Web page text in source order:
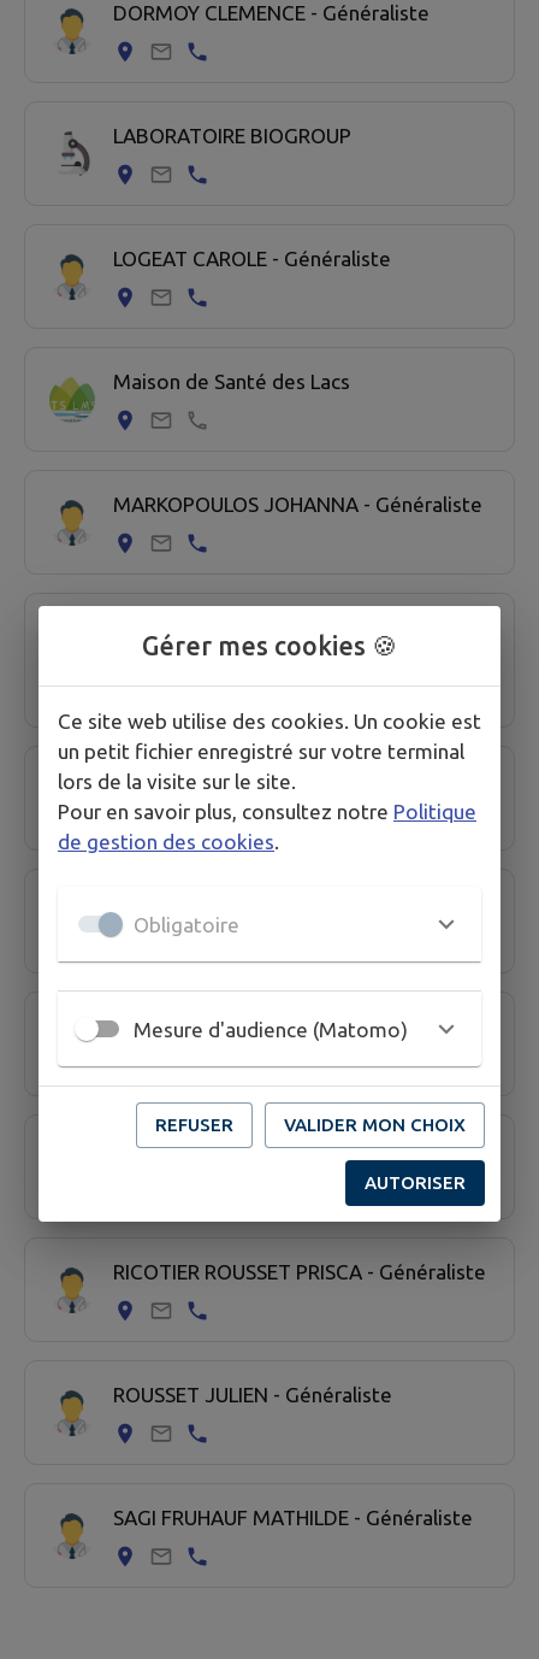
DORMOY CLEMENCE - Généraliste
LABORATOIRE BIOGROUP
LOGEAT CAROLE - Généraliste
Maison de Santé des Lacs
MARKOPOULOS JOHANNA - Généraliste
Généraliste
MUGNIER PATRICK - Généraliste
PHARMACIE DE LA MATHEYSINE
PHARMACIE DE L'OBIOU
RICOTIER ROUSSET PRISCA - Généraliste
ROUSSET JULIEN - Généraliste
SAGI FRUHAUF MATHILDE - Généraliste
Gérer mes cookies 🍪
Ce site web utilise des cookies. Un cookie est
un petit fichier enregistré sur votre terminal
lors de la visite sur le site.
Pour en savoir plus, consultez notre Politique
de gestion des cookies.
Obligatoire
Mesure d'audience (Matomo)
REFUSER VALIDER MON CHOIX
AUTORISER